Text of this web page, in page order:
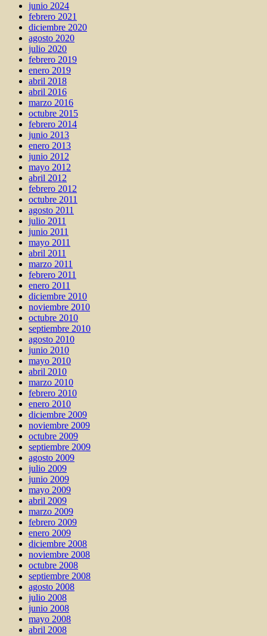
junio 2024
febrero 2021
diciembre 2020
agosto 2020
julio 2020
febrero 2019
enero 2019
abril 2018
abril 2016
marzo 2016
octubre 2015
febrero 2014
junio 2013
enero 2013
junio 2012
mayo 2012
abril 2012
febrero 2012
octubre 2011
agosto 2011
julio 2011
junio 2011
mayo 2011
abril 2011
marzo 2011
febrero 2011
enero 2011
diciembre 2010
noviembre 2010
octubre 2010
septiembre 2010
agosto 2010
junio 2010
mayo 2010
abril 2010
marzo 2010
febrero 2010
enero 2010
diciembre 2009
noviembre 2009
octubre 2009
septiembre 2009
agosto 2009
julio 2009
junio 2009
mayo 2009
abril 2009
marzo 2009
febrero 2009
enero 2009
diciembre 2008
noviembre 2008
octubre 2008
septiembre 2008
agosto 2008
julio 2008
junio 2008
mayo 2008
abril 2008